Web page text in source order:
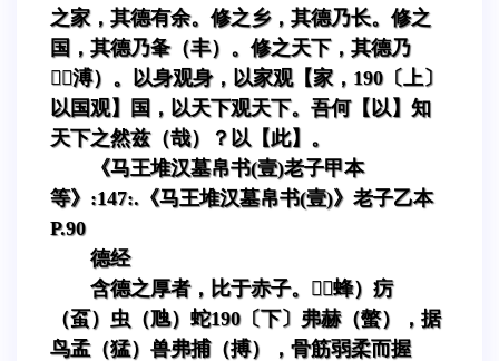
之家，其德有余。修之乡，其德乃长。修之
国，其德乃夆（丰）。修之天下，其德乃
（溥）。以身观身，以家观【家，190〔上〕
以国观】国，以天下观天下。吾何【以】知
天下之然兹（哉）？以【此】。
《马王堆汉墓帛书(壹)老子甲本
等》:147:.《马王堆汉墓帛书(壹)》老子乙本
P.90
德经
含德之厚者，比于赤子。（蜂）疠
（虿）虫（虺）蛇190〔下〕弗赫（螫），据
鸟孟（猛）兽弗捕（搏），骨筋弱柔而握